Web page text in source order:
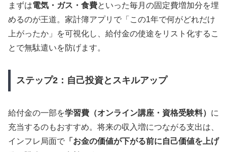
まずは電気・ガス・食費といった毎月の固定費増加分を埋
めるのが王道。家計簿アプリで「この1年で何がどれだけ
上がったか」を可視化し、給付金の使途をリスト化するこ
とで無駄遣いを防げます。
ステップ2：自己投資とスキルアップ
給付金の一部を学習費（オンライン講座・資格受験料） に
充当するのもおすすめ。将来の収入増につながる支出は、
インフレ局面で 「お金の価値が下がる前に自己価値を上げ